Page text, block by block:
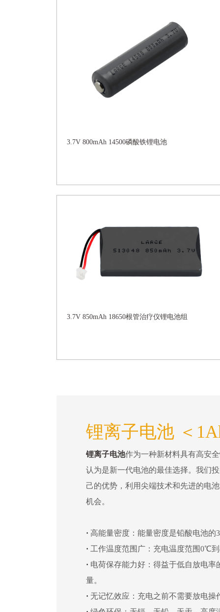
3.7V 800mAh 14500磷酸铁锂电池
3.7V 850mAh 18650根管治疗仪锂电池组
锂离子电池 ＜
锂离子电池作为一种新材料具有高安
认为是新一代电池的最佳选择。我们
己的优势，利用尖端技术和先进的电
机会。
· 高能量密度：能量密度是铅酸电池的
· 工作温度范围广：充电温度范围0℃
· 电荷保存能力好：得益于低自放电
量。
· 无记忆效应：充电之前不需要放电操